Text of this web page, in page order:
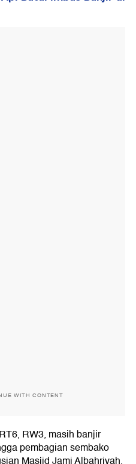
WITH CONTENT
RW3, masih banjir
pembagian sembako